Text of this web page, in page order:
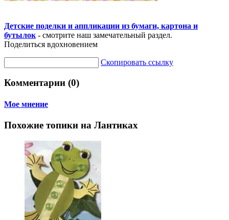
Детские поделки и аппликации из бумаги, картона и
бутылок - смотрите наш замечательный раздел.
Поделиться вдохновением
Скопировать ссылку
Комментарии (0)
Мое мнение
Похожие топики на Лантиках